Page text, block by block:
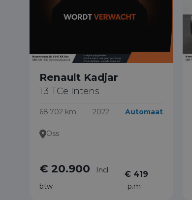
Renault Kadjar
1.3 TCe Intens
68.702 km 2022 Automaat
Oss
€ 20.900
Incl.
btw
€ 419
p.m